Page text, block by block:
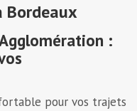
Bordeaux
:
pour vos trajets